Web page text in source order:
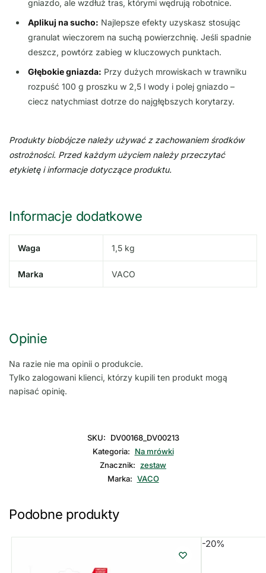
gniazdo, ale wzdłuż tras, którymi wędrują robotnice.
Aplikuj na sucho: Najlepsze efekty uzyskasz stosując
granulat wieczorem na suchą powierzchnię. Jeśli spadnie
deszcz, powtórz zabieg w kluczowych punktach.
Głębokie gniazda: Przy dużych mrowiskach w trawniku
rozpuść 100 g proszku w 2,5 l wody i polej gniazdo –
ciecz natychmiast dotrze do najgłębszych korytarzy.
Produkty biobójcze należy używać z zachowaniem środków
ostrożności. Przed każdym użyciem należy przeczytać
etykietę i informacje dotyczące produktu.
Informacje dodatkowe
Waga 1,5 kg
Marka VACO
Opinie
Na razie nie ma opinii o produkcie.
Tylko zalogowani klienci, którzy kupili ten produkt mogą
napisać opinię.
SKU:
DV00168_DV00213
Kategoria:
Na mrówki
Znacznik: zestaw
Marka: VACO
Podobne produkty
-20%